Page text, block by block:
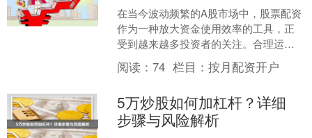
在当今波动频繁的A股市场中，股票配资
作为一种放大资金使用效率的工具，正
受到越来越多投资者的关注。合理运用
配资杠杆，可以在控制风险的前提下，
显著提升资金回报率。本....
阅读：74 栏目：按月配资开户
5万炒股如何加杠杆？详细
步骤与风险解析